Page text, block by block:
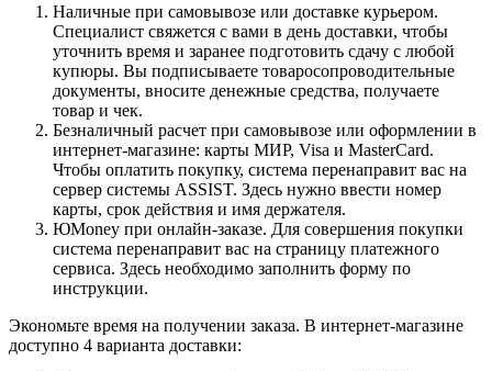
Наличные при самовывозе или доставке курьером.
Специалист свяжется с вами в день доставки, чтобы
уточнить время и заранее подготовить сдачу с любой
купюры. Вы подписываете товаросопроводительные
документы, вносите денежные средства, получаете
товар и чек.
Безналичный расчет при самовывозе или оформлении в
интернет-магазине: карты МИР, Visa и MasterCard.
Чтобы оплатить покупку, система перенаправит вас на
сервер системы ASSIST. Здесь нужно ввести номер
карты, срок действия и имя держателя.
ЮMoney при онлайн-заказе. Для совершения покупки
система перенаправит вас на страницу платежного
сервиса. Здесь необходимо заполнить форму по
инструкции.
Экономьте время на получении заказа. В интернет-магазине
доступно 4 варианта доставки: